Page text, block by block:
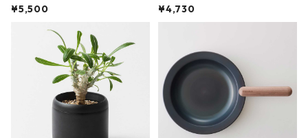
サンドカラー 石調 ideaco Station
¥5,500
石調 ideaco Umbrella Stand CUB
E ストーンサンドブラック
¥4,730